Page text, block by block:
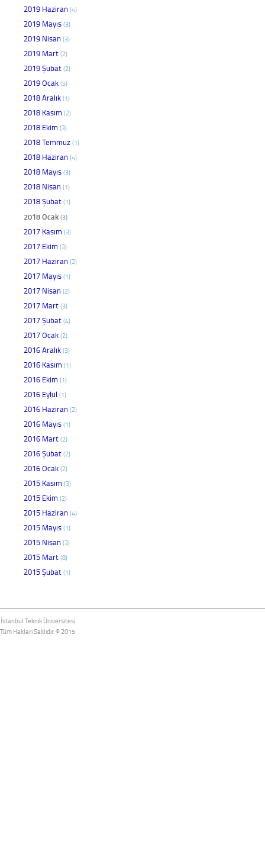
2019 Haziran (4)
2019 Mayıs (3)
2019 Nisan (3)
2019 Mart (2)
2019 Şubat (2)
2019 Ocak (5)
2018 Aralık (1)
2018 Kasım (2)
2018 Ekim (3)
2018 Temmuz (1)
2018 Haziran (4)
2018 Mayıs (3)
2018 Nisan (1)
2018 Şubat (1)
2018 Ocak (3)
2017 Kasım (3)
2017 Ekim (3)
2017 Haziran (2)
2017 Mayıs (1)
2017 Nisan (2)
2017 Mart (3)
2017 Şubat (4)
2017 Ocak (2)
2016 Aralık (3)
2016 Kasım (1)
2016 Ekim (1)
2016 Eylül (1)
2016 Haziran (2)
2016 Mayıs (1)
2016 Mart (2)
2016 Şubat (2)
2016 Ocak (2)
2015 Kasım (3)
2015 Ekim (2)
2015 Haziran (4)
2015 Mayıs (1)
2015 Nisan (3)
2015 Mart (8)
2015 Şubat (1)
İstanbul Teknik Üniversitesi
Tüm Hakları Saklıdır. © 2015